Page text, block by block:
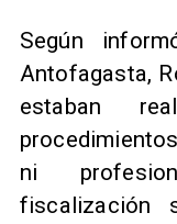
Según
Antofagasta,
estaban
ni